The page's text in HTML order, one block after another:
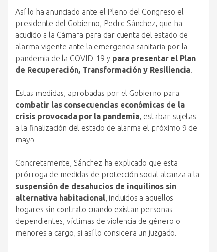
Así lo ha anunciado ante el Pleno del Congreso el
presidente del Gobierno, Pedro Sánchez, que ha
acudido a la Cámara para dar cuenta del estado de
alarma vigente ante la emergencia sanitaria por la
pandemia de la COVID-19 y para presentar el Plan
de Recuperación, Transformación y Resiliencia.
Estas medidas, aprobadas por el Gobierno para
combatir las consecuencias económicas de la
crisis provocada por la pandemia, estaban sujetas
a la finalización del estado de alarma el próximo 9 de
mayo.
Concretamente, Sánchez ha explicado que esta
prórroga de medidas de protección social alcanza a la
suspensión de desahucios de inquilinos sin
alternativa habitacional, incluidos a aquellos
hogares sin contrato cuando existan personas
dependientes, víctimas de violencia de género o
menores a cargo, si así lo considera un juzgado.